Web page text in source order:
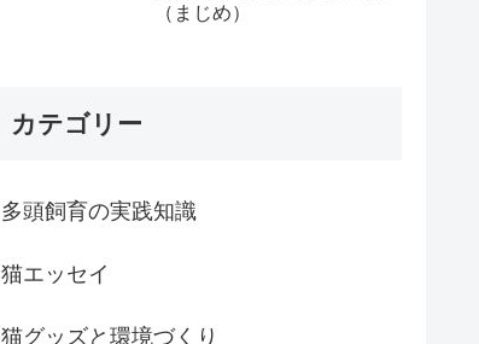
（まじめ）
カテゴリー
多頭飼育の実践知識
猫エッセイ
猫グッズと環境づくり